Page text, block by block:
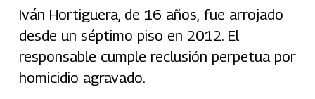
Iván Hortiguera, de 16 años, fue arrojado
desde un séptimo piso en 2012. El
responsable cumple reclusión perpetua por
homicidio agravado.